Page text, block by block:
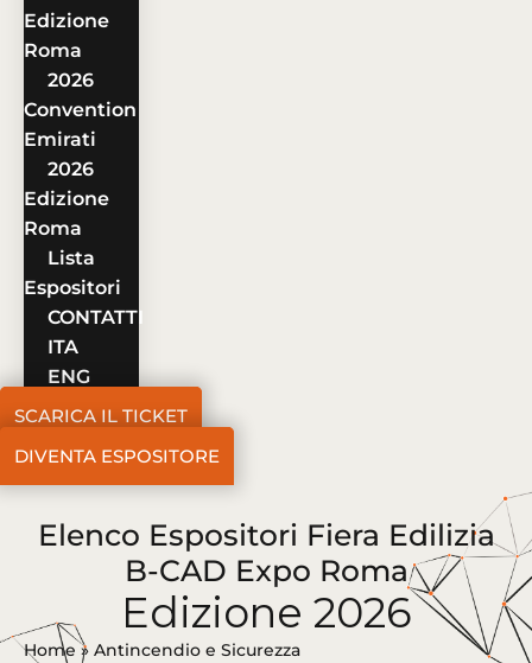
Edizione
Roma
2026
Convention
Emirati
2026
Edizione
Roma
Lista
Espositori
CONTATTI
ITA
ENG
SCARICA IL TICKET
DIVENTA ESPOSITORE
Elenco Espositori Fiera Edilizia
B-CAD Expo Roma
Edizione 2026
Home» Antincendio e Sicurezza